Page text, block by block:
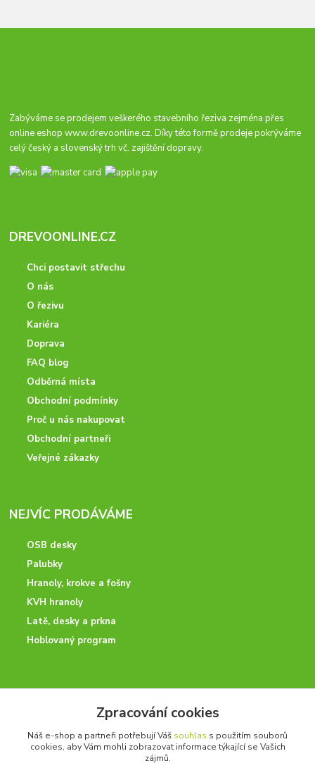
Zabýváme se prodejem veškerého stavebního řeziva zejména přes
online eshopwww.drevoonline.cz. Díky této formě prodeje pokrýváme
celý český a slovenský trh vč. zajištění dopravy.
DREVOONLINE.CZ
Chci postavit střechu
O nás
O řezivu
Kariéra
Doprava
FAQ blog
Odběrná místa
Obchodní podmínky
Proč u nás nakupovat
Obchodní partneři
Veřejné zákazky
NEJVÍC PRODÁVÁME
OSB desky
Palubky
Hranoly, krokve a fošny
KVH hranoly
Latě, desky a prkna
Hoblovaný program
Potřebujete poradit? Neváhejte nás kontaktovat.
+420 728 600 625
po - pá 7:00 - 15:00
Zpracování cookies
Náš e-shop a partneři potřebují Váš souhlas s použitím souborů
cookies, aby Vám mohli zobrazovat informace týkající se Vašich
zájmů.